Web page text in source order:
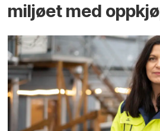
miljøet med